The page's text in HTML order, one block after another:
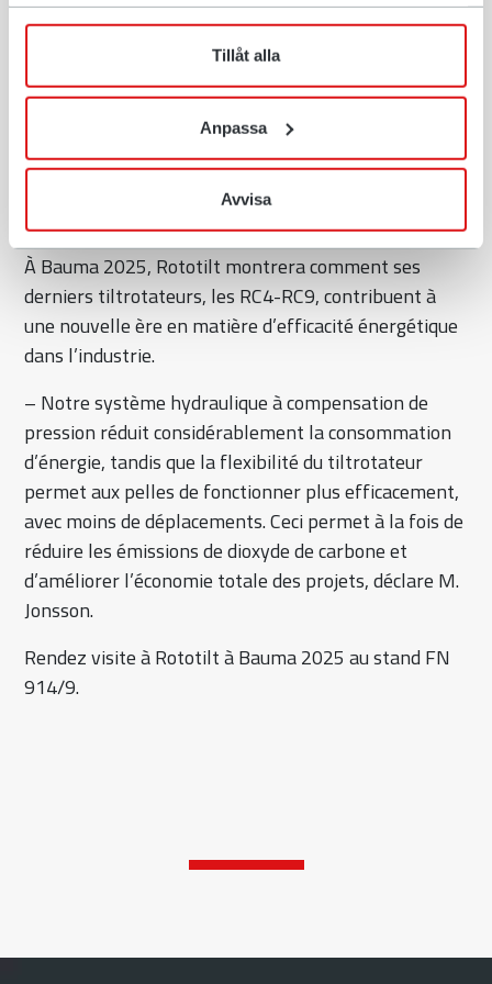
när som helst återkalla ditt lämnade samtycke.
Tillåt alla
Anpassa
Avvisa
de service plus efficace.
– Nous élargissons notre réseau afin de fournir aux
clients des conseils et un service encore meilleurs,
de les aider rapidement et d’assurer la disponibilité
de leurs machines, explique M. Jonsson.
À Bauma 2025, Rototilt montrera comment ses
derniers tiltrotateurs, les RC4-RC9, contribuent à
une nouvelle ère en matière d’efficacité énergétique
dans l’industrie.
– Notre système hydraulique à compensation de
pression réduit considérablement la consommation
d’énergie, tandis que la flexibilité du tiltrotateur
permet aux pelles de fonctionner plus efficacement,
avec moins de déplacements. Ceci permet à la fois de
réduire les émissions de dioxyde de carbone et
d’améliorer l’économie totale des projets, déclare M.
Jonsson.
Rendez visite à Rototilt à Bauma 2025 au stand FN
914/9.